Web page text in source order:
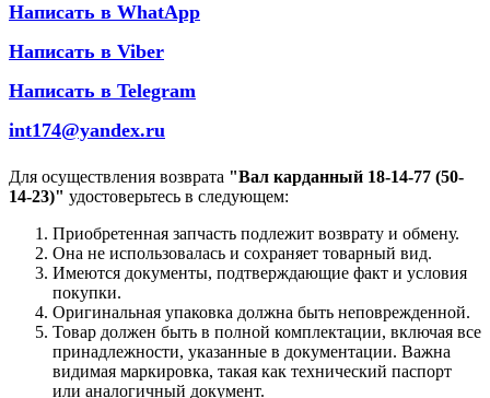
Написать в WhatApp
Написать в Viber
Написать в Telegram
int174@yandex.ru
Для осуществления возврата "Вал карданный 18-14-77 (50-
14-23)" удостоверьтесь в следующем:
Приобретенная запчасть подлежит возврату и обмену.
Она не использовалась и сохраняет товарный вид.
Имеются документы, подтверждающие факт и условия
покупки.
Оригинальная упаковка должна быть неповрежденной.
Товар должен быть в полной комплектации, включая все
принадлежности, указанные в документации. Важна
видимая маркировка, такая как технический паспорт
или аналогичный документ.